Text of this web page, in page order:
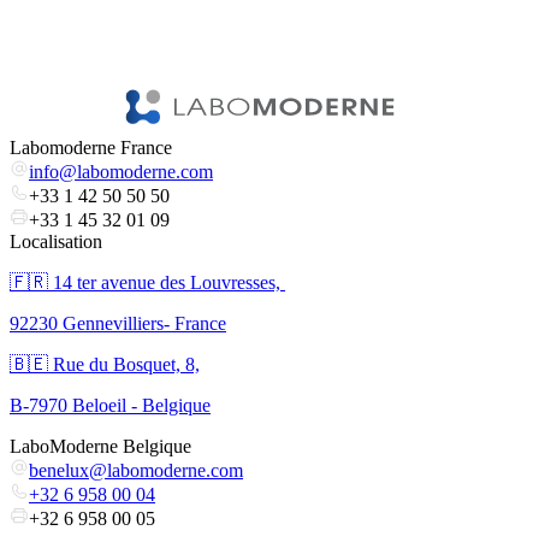
Labomoderne France
info@labomoderne.com
+33 1 42 50 50 50
+33 1 45 32 01 09
Localisation
🇫🇷 ​14 ter avenue des Louvresses,
92230 Gennevilliers- France
🇧🇪 Rue du Bosquet, 8,
B-7970 Beloeil - Belgique
LaboModerne Belgique
benelux@labomoderne.com
+32 6 958 00 04
+32 6 958 00 05